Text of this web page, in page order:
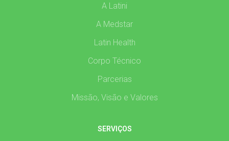
A Latini
A Medstar
Latin Health
Corpo Técnico
Parcerias
Missão, Visão e Valores
SERVIÇOS